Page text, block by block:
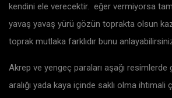
kendini ele verecektir. eğer vermiyorsa
yavaş yavaş yürü gözün toprakta olsun
toprak mutlaka farklıdır bunu
Akrep ve yengeç paraları aşağı
aralığı yada kaya içinde saklı olma ihtimali